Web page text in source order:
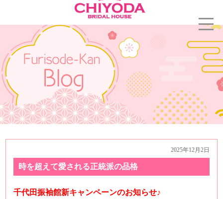
2025年12月2日
時を超えて愛される正統派の品格
千代田振袖館新キャンペーンのお知らせ♪